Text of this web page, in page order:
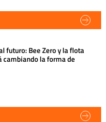
futuro: Bee Zero y la flota
cambiando la forma de